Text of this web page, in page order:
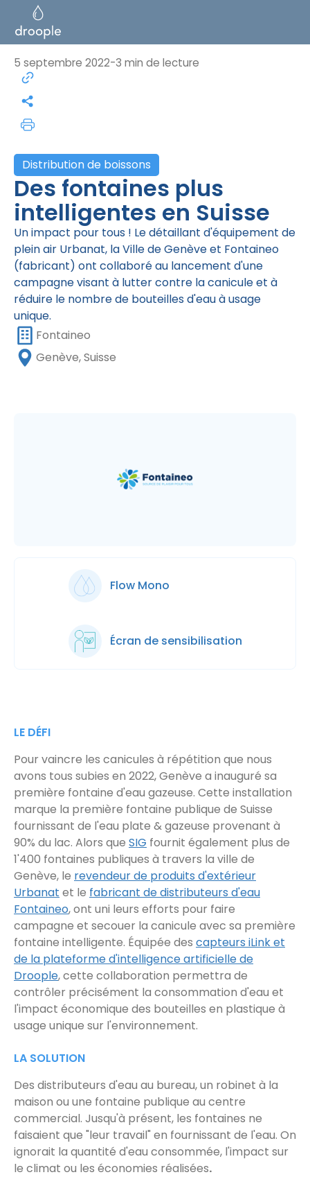
5 septembre 2022-3 min de lecture
Distribution de boissons
Des fontaines plus
intelligentes en Suisse
Un impact pour tous ! Le détaillant d'équipement de
plein air Urbanat, la Ville de Genève et Fontaineo
(fabricant) ont collaboré au lancement d'une
campagne visant à lutter contre la canicule et à
réduire le nombre de bouteilles d'eau à usage
unique.
Fontaineo
Genève, Suisse
Flow Mono
Écran de sensibilisation
LE DÉFI
Pour vaincre les canicules à répétition que nous
avons tous subies en 2022, Genève a inauguré sa
première fontaine d'eau gazeuse. Cette installation
marque la première fontaine publique de Suisse
fournissant de l'eau plate & gazeuse provenant à
90% du lac. Alors que SIG fournit également plus de
1'400 fontaines publiques à travers la ville de
Genève, le revendeur de produits d'extérieur
Urbanat et le fabricant de distributeurs d'eau
Fontaineo, ont uni leurs efforts pour faire
campagne et secouer la canicule avec sa première
fontaine intelligente. Équipée des capteurs iLink et
de la plateforme d'intelligence artificielle de
Droople, cette collaboration permettra de
contrôler précisément la consommation d'eau et
l'impact économique des bouteilles en plastique à
usage unique sur l'environnement.
LA SOLUTION
Des distributeurs d'eau au bureau, un robinet à la
maison ou une fontaine publique au centre
commercial. Jusqu'à présent, les fontaines ne
faisaient que "leur travail" en fournissant de l'eau. On
ignorait la quantité d'eau consommée, l'impact sur
le climat ou les économies réalisées.